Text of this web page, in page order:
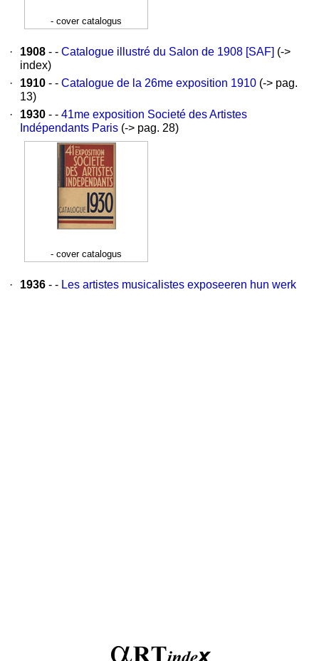
- cover catalogus
· 1908 - - Catalogue illustré du Salon de 1908 [SAF] (->
index)
·
1910 - - Catalogue de la 26me exposition 1910 (-> pag.
13)
·
1930 - - 41me exposition Societé des Artistes
Indépendants Paris (-> pag. 28)
- cover catalogus
· 1936 - - Les artistes musicalistes exposeeren hun werk